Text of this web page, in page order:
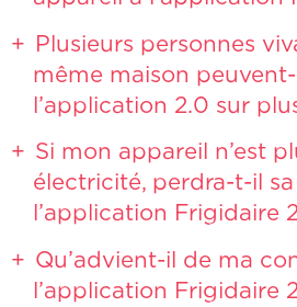
Plusieurs personnes
même maison
l’application 2.0 sur
Si mon appareil n’est
électricité, perdra-t-il
l’application Frigidaire
Qu’advient-il de ma
l’application Frigidaire